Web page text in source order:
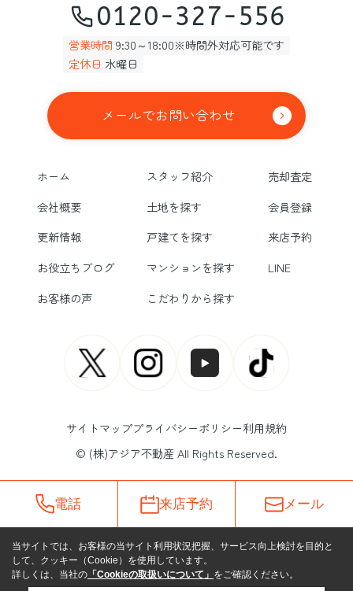
0120-327-556
営業時間 9:30～18:00※時間外対応可能です
定休日 水曜日
メールでお問い合わせ
ホーム スタッフ紹介
売却査定
会社概要
土地を探す
会員登録
更新情報
戸建てを探す
来店予約
お役立ちブログ
マンションを探す
LINE
お客様の声
こだわりから探す
サイトマッププライバシーポリシー利用規約
© (株)アジア不動産 All Rights Reserved.
電話 来店予約 メール
当サイトでは、お客様の当サイト利用状況把握、サービス向上検討を目的と
して、クッキー（Cookie）を使用しています。
詳しくは、当社の 「Cookieの取扱いについて」 をご確認ください。